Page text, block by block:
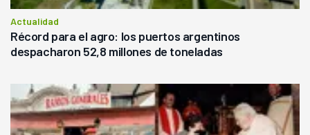
Actualidad
Récord para el agro: los puertos argentinos
despacharon 52,8 millones de toneladas